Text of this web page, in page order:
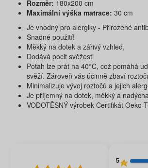
Rozměr: 180x200 cm
Maximální výška matrace: 30 cm
Je vhodný pro alergiky - Přirozené
Snadné použití!
Měkký na dotek a zářivý vzhled,
Dodává pocit svěžesti
Potah lze prát na 40°C, což pomáhá
svěží. Zároveň vás účinně zbaví
Minimalizuje vývoj roztočů a jejich
Je příjemný na dotek, měkký a
VODOTĚSNÝ výrobek Certifikát Oeko-
5